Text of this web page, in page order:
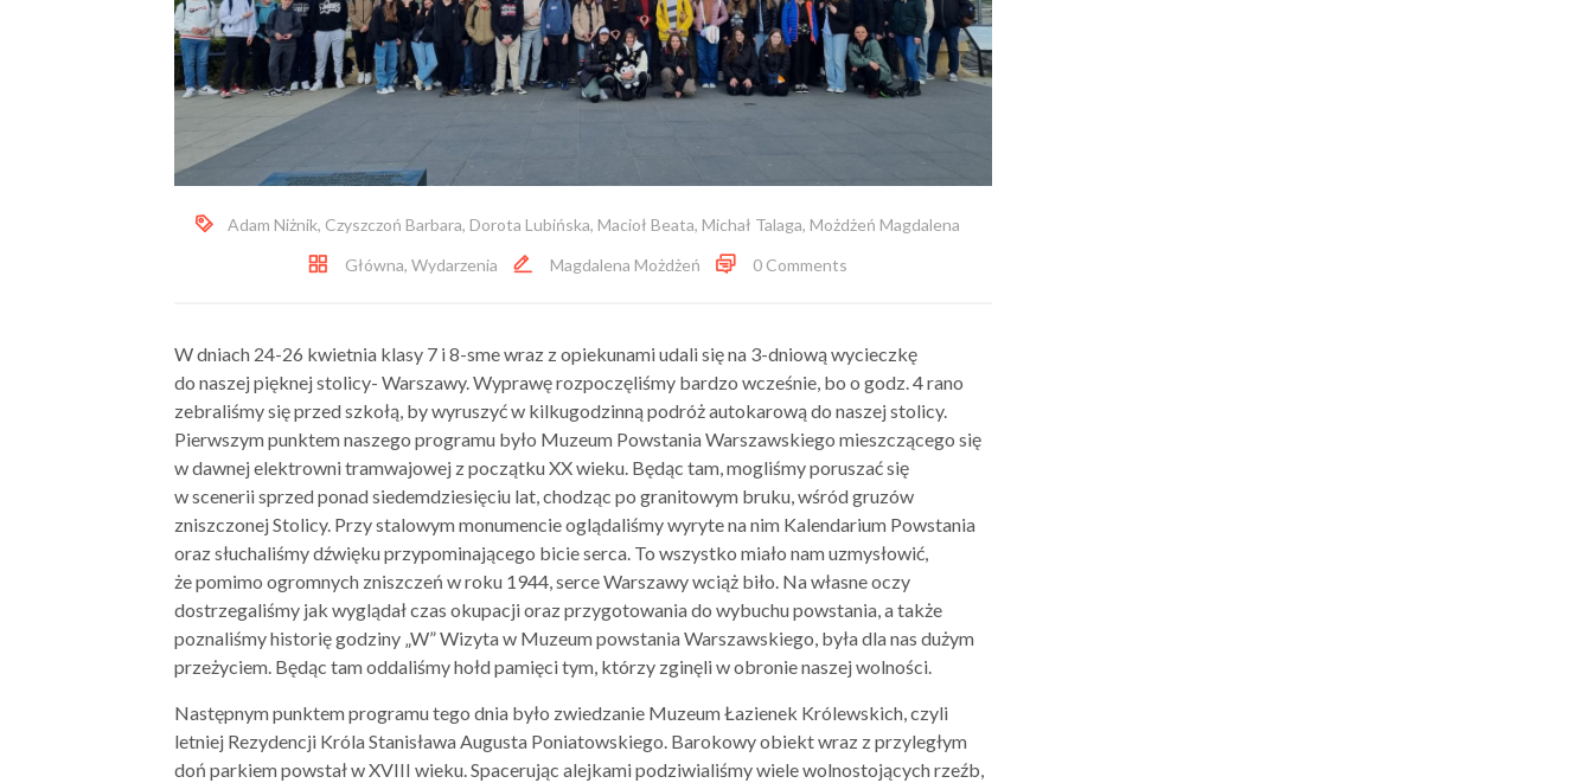
Adam Niżnik, Czyszczoń Barbara, Dorota Lubińska, Macioł Beata, Michał Talaga, Możdżeń Magdalena
Główna, Wydarzenia Magdalena Możdżeń 0 Comments
W dniach 24-26 kwietnia klasy 7 i 8-sme wraz z opiekunami udali się na 3-dniową wycieczkę
do naszej pięknej stolicy- Warszawy. Wyprawę rozpoczęliśmy bardzo wcześnie, bo o godz. 4 rano
zebraliśmy się przed szkołą, by wyruszyć w kilkugodzinną podróż autokarową do naszej stolicy.
Pierwszym punktem naszego programu było Muzeum Powstania Warszawskiego mieszczącego się
w dawnej elektrowni tramwajowej z początku XX wieku. Będąc tam, mogliśmy poruszać się
w scenerii sprzed ponad siedemdziesięciu lat, chodząc po granitowym bruku, wśród gruzów
zniszczonej Stolicy. Przy stalowym monumencie oglądaliśmy wyryte na nim Kalendarium Powstania
oraz słuchaliśmy dźwięku przypominającego bicie serca. To wszystko miało nam uzmysłowić,
że pomimo ogromnych zniszczeń w roku 1944, serce Warszawy wciąż biło. Na własne oczy
dostrzegaliśmy jak wyglądał czas okupacji oraz przygotowania do wybuchu powstania, a także
poznaliśmy historię godziny „W” Wizyta w Muzeum powstania Warszawskiego, była dla nas dużym
przeżyciem. Będąc tam oddaliśmy hołd pamięci tym, którzy zginęli w obronie naszej wolności.
Następnym punktem programu tego dnia było zwiedzanie Muzeum Łazienek Królewskich, czyli
letniej Rezydencji Króla Stanisława Augusta Poniatowskiego. Barokowy obiekt wraz z przyległym
doń parkiem powstał w XVIII wieku. Spacerując alejkami podziwialiśmy wiele wolnostojących rzeźb,